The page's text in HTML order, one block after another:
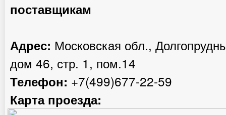
поставщикам
Адрес: Московская обл.,
дом 46, стр. 1, пом.14
Телефон: +7(499)677-22-59
Карта проезда: